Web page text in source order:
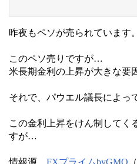
昨夜もペソが売られています。
このペソ売りですが…
米長期金利の上昇が大きな要
それで、パウエル議長によっ
この金利上昇をけん制してく
すが…